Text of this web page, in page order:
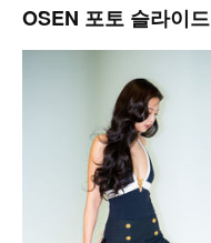
OSEN 포토 슬라이드